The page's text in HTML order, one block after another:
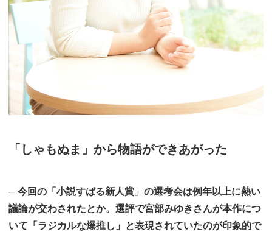
「しゃもぬま」から物語ができあがった
─ 今回の「小説すばる新人賞」の選考会は例年以上に熱い
議論が交わされたとか。選評で宮部みゆきさんが本作につ
いて「ラジカルな爆推し」と表現されていたのが印象的で